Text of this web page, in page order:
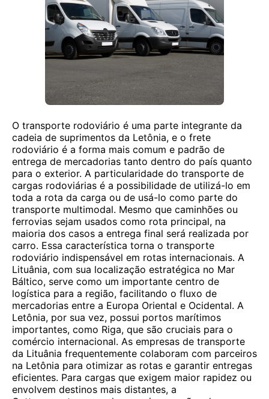
O transporte rodoviário é uma parte integrante da
cadeia de suprimentos da Letônia, e o frete
rodoviário é a forma mais comum e padrão de
entrega de mercadorias tanto dentro do país quanto
para o exterior. A particularidade do transporte de
cargas rodoviárias é a possibilidade de utilizá-lo em
toda a rota da carga ou de usá-lo como parte do
transporte multimodal. Mesmo que caminhões ou
ferrovias sejam usados ​​como rota principal, na
maioria dos casos a entrega final será realizada por
carro. Essa característica torna o transporte
rodoviário indispensável em rotas internacionais. A
Lituânia, com sua localização estratégica no Mar
Báltico, serve como um importante centro de
logística para a região, facilitando o fluxo de
mercadorias entre a Europa Oriental e Ocidental. A
Letônia, por sua vez, possui portos marítimos
importantes, como Riga, que são cruciais para o
comércio internacional. As empresas de transporte
da Lituânia frequentemente colaboram com parceiros
na Letônia para otimizar as rotas e garantir entregas
eficientes. Para cargas que exigem maior rapidez ou
envolvem destinos mais distantes, a